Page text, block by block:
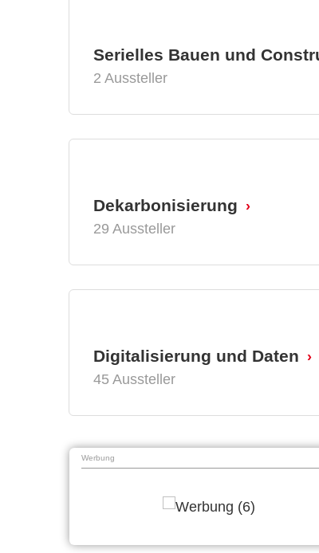
Serielles Bauen und
2 Aussteller
Dekarbonisierung
29 Aussteller
Digitalisierung und Daten
45 Aussteller
Werbung